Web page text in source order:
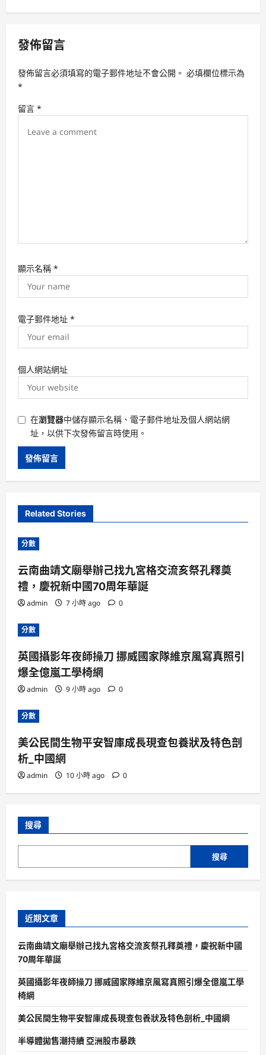
v
g
a
t
i
發佈留言
發佈留言必須填寫的電子郵件地址不會公開。 必填欄位標示為
*
留言 *
顯示名稱 *
電子郵件地址 *
個人網站網址
在瀏覽器中儲存顯示名稱、電子郵件地址及個人網站網
址，以供下次發佈留言時使用。
Related Stories
分數
云南曲靖文廟舉辦己找九宮格交流亥祭孔釋奠
禮，慶祝新中國70周年華誕
admin 7 小時 ago 0
分數
英國攝影年夜師操刀 挪威國家隊維京風寫真照引
爆全億嵐工學椅網
admin 9 小時 ago 0
分數
美公民間生物平安智庫成長現查包養狀及特色剖
析_中國網
admin 10 小時 ago 0
搜尋
搜尋
近期文章
云南曲靖文廟舉辦己找九宮格交流亥祭孔釋奠禮，慶祝新中國
70周年華誕
英國攝影年夜師操刀 挪威國家隊維京風寫真照引爆全億嵐工學
椅網
美公民間生物平安智庫成長現查包養狀及特色剖析_中國網
半導體拋售潮持續 亞洲股市暴跌